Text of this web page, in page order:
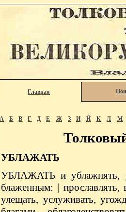
Главная
А Б В Г Д Е Ж З И Й К Л М
УБЛАЖАТЬ
УБЛАЖАТЬ и ублажнять,
блаженным: | прославлять,
улещать, услуживать,